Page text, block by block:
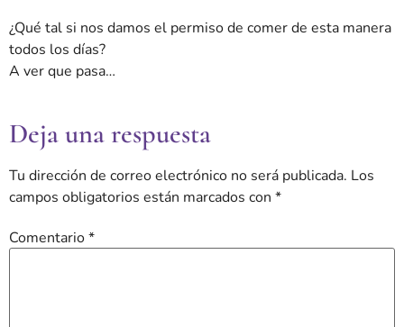
¿Qué tal si nos damos el permiso de comer de esta manera
todos los días?
A ver que pasa…
Deja una respuesta
Tu dirección de correo electrónico no será publicada. Los
campos obligatorios están marcados con *
Comentario*